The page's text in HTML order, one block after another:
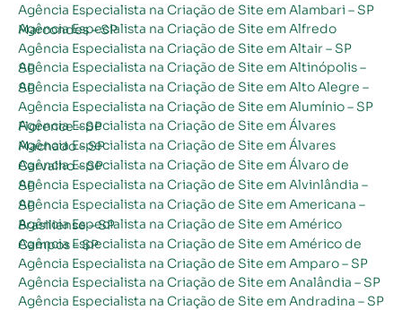
Agência Especialista na Criação de Site em Alambari – SP
Agência Especialista na Criação de Site em Alfredo Marcondes – SP
Agência Especialista na Criação de Site em Altair – SP
Agência Especialista na Criação de Site em Altinópolis – SP
Agência Especialista na Criação de Site em Alto Alegre – SP
Agência Especialista na Criação de Site em Alumínio – SP
Agência Especialista na Criação de Site em Álvares Florence – SP
Agência Especialista na Criação de Site em Álvares Machado – SP
Agência Especialista na Criação de Site em Álvaro de Carvalho – SP
Agência Especialista na Criação de Site em Alvinlândia – SP
Agência Especialista na Criação de Site em Americana – SP
Agência Especialista na Criação de Site em Américo Brasiliense – SP
Agência Especialista na Criação de Site em Américo de Campos – SP
Agência Especialista na Criação de Site em Amparo – SP
Agência Especialista na Criação de Site em Analândia – SP
Agência Especialista na Criação de Site em Andradina – SP